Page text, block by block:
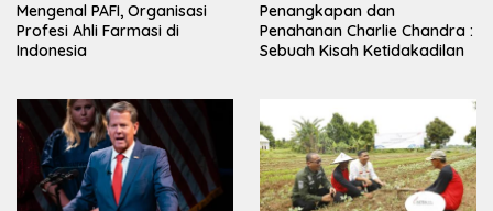
Mengenal PAFI, Organisasi
Profesi Ahli Farmasi di
Indonesia
Penangkapan dan
Penahanan Charlie Chandra :
Sebuah Kisah Ketidakadilan